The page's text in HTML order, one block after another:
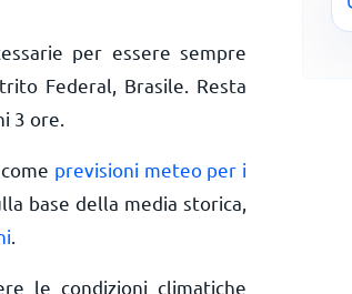
per essere sempre
Federal, Brasile. Resta
3 ore.
previsioni meteo per i
base della media storica,
le condizioni climatiche